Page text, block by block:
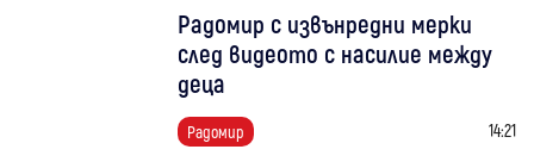
Радомир с извънредни мерки
след видеото с насилие между
деца
Радомир 14:21